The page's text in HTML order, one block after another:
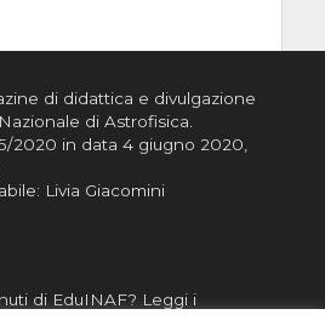
di didattica e divulgazione
di Astrofisica
2020 in data 4 giugno 2020,
Livia Giacomini
di EduINAF? Leggi i